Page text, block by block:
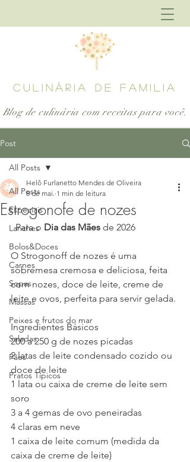
CULINÁRIA DE FAMILIA
Blog de culinária com receitas para você.
Post
All Posts
Especiais
Lanches
Bolos&Doces
Carnes
Sopas
Massas
Peixes e frutos do mar
Saladas
Pães
Pratos Típicos
All Posts
Estrogonofe de nozes
Helô Furlanetto Mendes de Oliveira
8 de mai. 1 min de leitura
  Para o
Dia das Mães de 2026
O Strogonoff de nozes é uma
sobremesa cremosa e deliciosa, feita
com nozes, doce de leite, creme de
leite e ovos, perfeita para servir gelada.
Ingredientes Básicos
200 a 250 g de nozes picadas
2 latas de leite condensado cozido ou
doce de leite
1 lata ou caixa de creme de leite sem
soro
3 a 4 gemas de ovo peneiradas
4 claras em neve
1 caixa de leite comum (medida da
caixa de creme de leite)